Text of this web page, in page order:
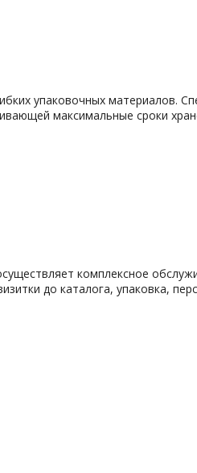
упаковочных материалов.
максимальные сроки
комплексное
до каталога, упаковка,